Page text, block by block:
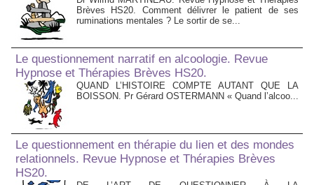
Brèves HS20. Comment délivrer le patient de ses
ruminations mentales ? Le sortir de se...
Le questionnement narratif en alcoologie. Revue
Hypnose et Thérapies Brèves HS20.
QUAND L’HISTOIRE COMPTE AUTANT QUE LA
BOISSON. Pr Gérard OSTERMANN « Quand l’alcoo...
Le questionnement en thérapie du lien et des mondes
relationnels. Revue Hypnose et Thérapies Brèves
HS20.